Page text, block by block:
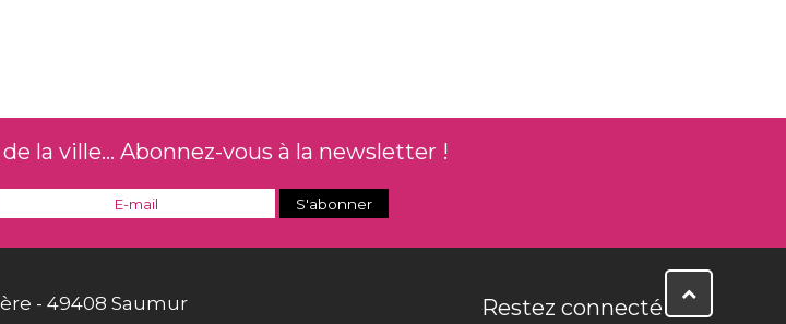
la ville... Abonnez-vous à la newsletter !
- 49408 Saumur Restez connecté